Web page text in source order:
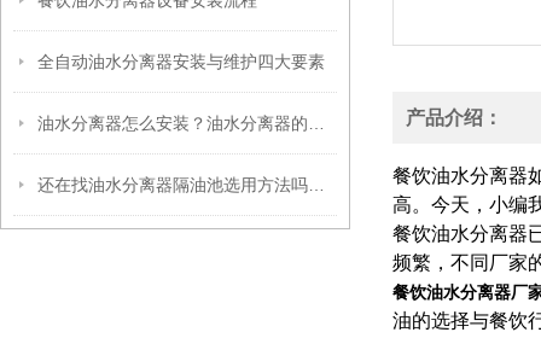
全自动油水分离器安装与维护四大要素
产品介绍：
餐饮油水分离器
高。今天，小编
餐饮油水分离器
频繁，不同厂家
餐饮油水分离器厂
油的选择与餐饮